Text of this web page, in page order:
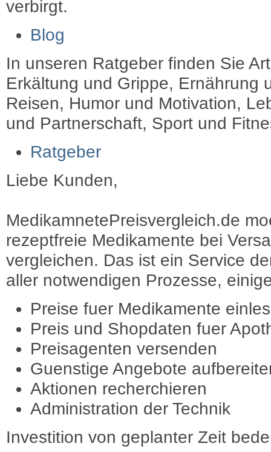
verbirgt.
Blog
In unseren Ratgeber finden Sie
Erkältung und Grippe, Ernährung
Reisen, Humor und Motivation,
und Partnerschaft, Sport und
Ratgeber
Liebe Kunden,
MedikamnetePreisvergleich.de
rezeptfreie Medikamente bei
vergleichen. Das ist ein Service
aller notwendigen Prozesse,
Preise fuer Medikamente
Preis und Shopdaten fuer
Preisagenten versenden
Guenstige Angebote
Aktionen recherchieren
Administration der Technik
Investition von geplanter Zeit